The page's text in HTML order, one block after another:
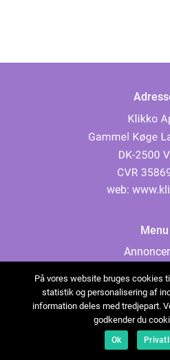
web:
Menu
Kontakt
På vores website bruges cookies
statistik og personalisering af
information deles med tredjepart.
godkender du
Ok